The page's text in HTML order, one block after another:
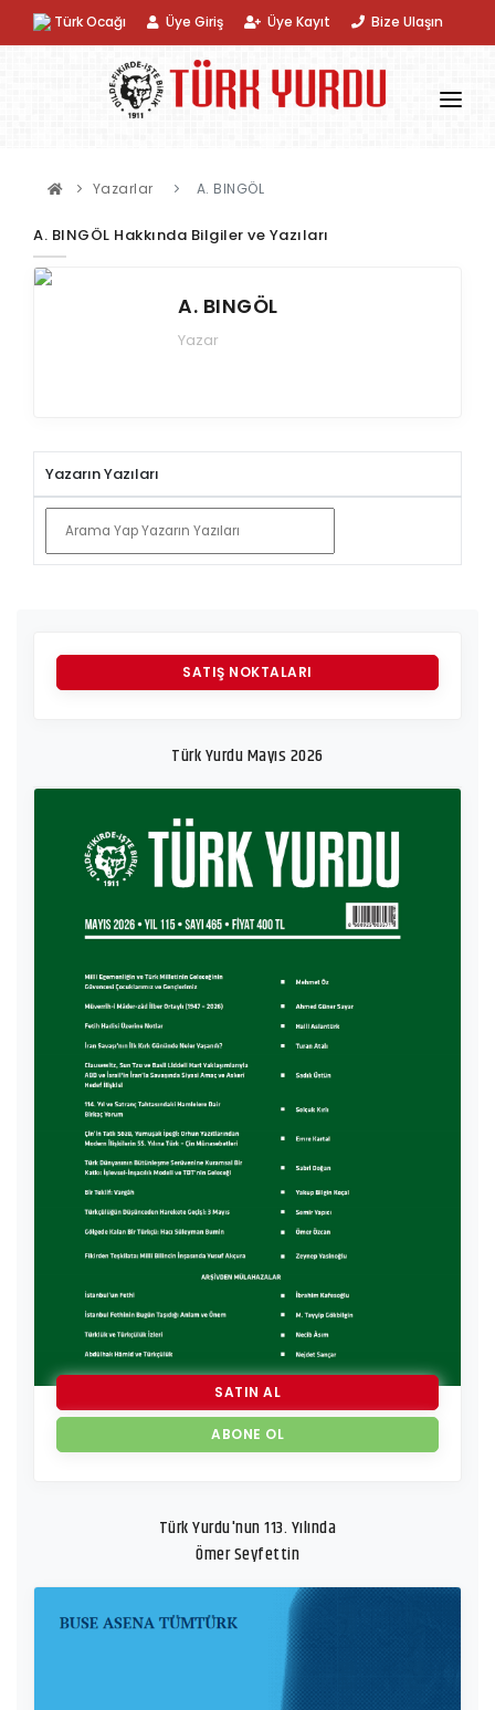
Türk Ocağı Üye Giriş Üye Kayıt Bize Ulaşın
DERGI
YAZARLAR
YAZI GÖNDERIMI
Yazarlar A. BINGÖL
A. BINGÖL Hakkında Bilgiler ve Yazıları
A. BINGÖL
Yazar
Yazarın Yazıları
SATIŞ NOKTALARI
Türk Yurdu Mayıs 2026
SATIN AL
ABONE OL
Türk Yurdu'nun 113. Yılında
Ömer Seyfettin